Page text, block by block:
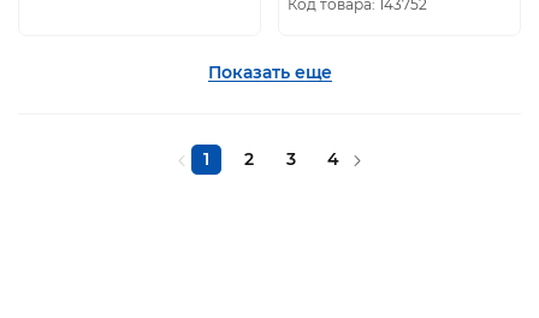
Код товара: 143752
Показать еще
1 2 3 4